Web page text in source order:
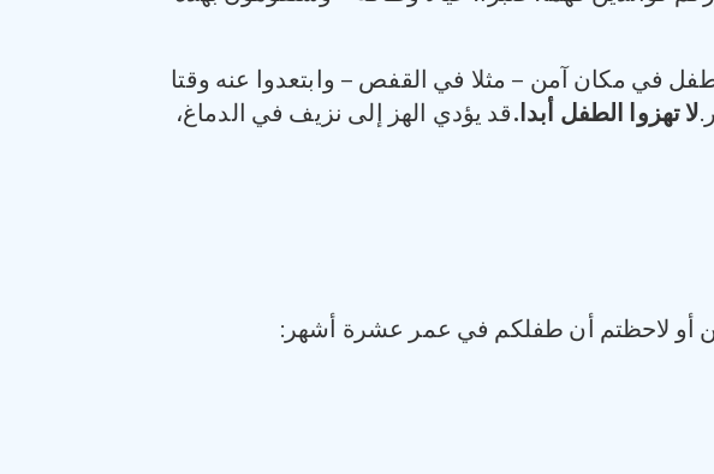
في مكان آمن – مثلا في القفص – وابتعدوا عنه وقتا
لا تهزوا الطفل أبدا. قد يؤدي الهز إلى نزيف في الدماغ،
أو لاحظتم أن طفلكم في عمر عشرة أشهر: